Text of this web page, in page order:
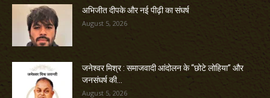
अभिजीत दीपके और नई पीढ़ी का संघर्ष
August 5, 2026
जनेश्वर मिश्र : समाजवादी आंदोलन के “छोटे लोहिया” और
जनसंघर्ष की...
August 5, 2026